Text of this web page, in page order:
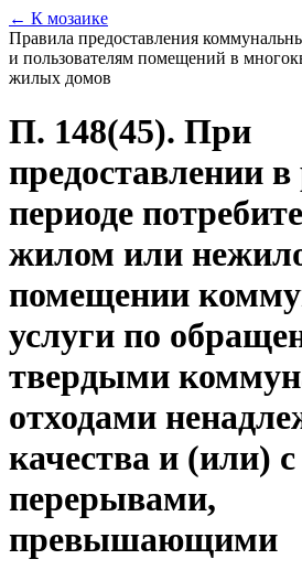
← К мозаике
Правила предоставления
и пользователям помещений в
жилых домов
П. 148(45). При
предоставлении
периоде
жилом или
помещении
услуги по
твердыми
отходами
качества и (или) с
перерывами,
превышающими